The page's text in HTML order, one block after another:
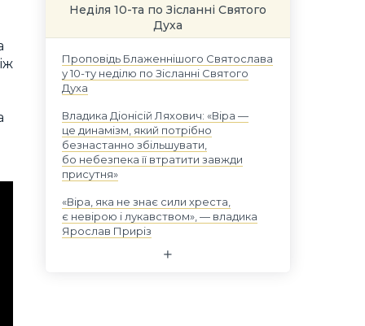
Неділя 10-та по Зісланні Святого
Духа
Проповідь Блаженнішого Святослава
у 10-ту неділю по Зісланні Святого
Духа
Владика Діонісій Ляхович: «Віра —
це динамізм, який потрібно
безнастанно збільшувати,
бо небезпека її втратити завжди
присутня»
«Віра, яка не знає сили хреста,
є невірою і лукавством», — владика
Ярослав Приріз